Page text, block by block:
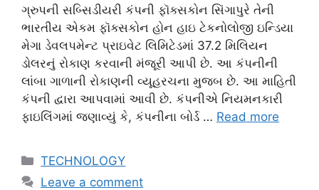
ગ્રુપની સબ્સિડીયરી કંપની ફૉક્સકોન સિંગાપુરે તેની
ભારતીય એકમ ફૉક્સકોન હોન હાઇ ટેકનોલોજી ઇન્ડિયા
મેગા ડેવલપમેન્ટ પ્રાઇવેટ લિમિટેડમાં 37.2 મિલિયન
ડોલરનું રોકાણ કરવાની મંજૂરી આપી છે. આ કંપનીની
લાંબા ગાળાની રોકાણની વ્યૂહરચના મુજબ છે. આ માહિતી
કંપની દ્વારા આપવામાં આવી છે. કંપનીએ નિયમનકારી
ફાઇલિંગમાં જણાવ્યું કે, કંપનીના બોર્ડ … Read more
Categories
TECHNOLOGY
Leave a comment